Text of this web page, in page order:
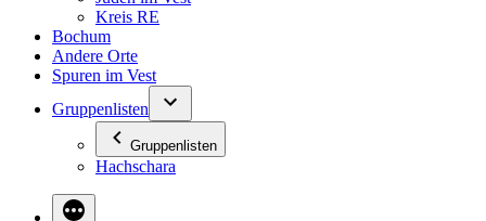
Kreis RE
Bochum
Andere Orte
Spuren im Vest
Gruppenlisten
Gruppenlisten
Hachschara